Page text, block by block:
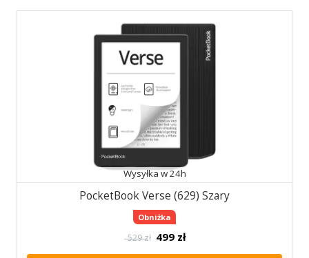
Wysyłka w 24h
PocketBook Verse (629) Szary
Obniżka
529 zł 499 zł